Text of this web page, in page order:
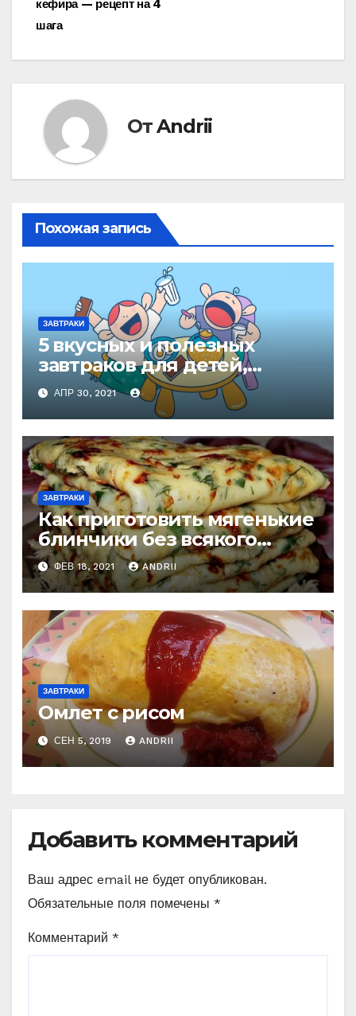
записям
кефира — рецепт на 4
шага
ОтAndrii
Похожая запись
ЗАВТРАКИ
5 вкусных и полезных
завтраков для детей,
которые можно
приготовить меньше чем за
пять минут
АПР 30, 2021
ЗАВТРАКИ
Как приготовить мягенькие
блинчики без всякого
молока или кефира —
рецепт на 4 шага
ФЕВ 18, 2021 ANDRII
ЗАВТРАКИ
Омлет с рисом
СЕН 5, 2019 ANDRII
Добавить комментарий
Ваш адрес email не будет опубликован.
Обязательные поля помечены *
Комментарий *